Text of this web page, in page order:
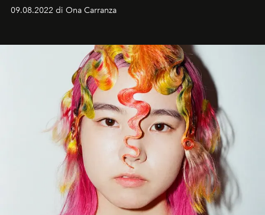
09.08.2022 di Ona Carranza